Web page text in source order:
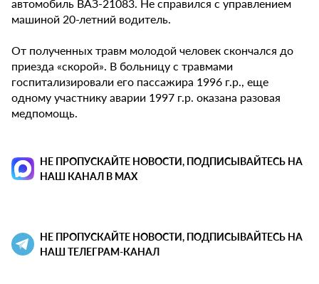
автомобиль ВАЗ-21083. Не справился с управлением
машиной 20-летний водитель.
От полученных травм молодой человек скончался до
приезда «скорой». В больницу с травмами
госпитализировали его пассажира 1996 г.р., еще
одному участнику аварии 1997 г.р. оказана разовая
медпомощь.
НЕ ПРОПУСКАЙТЕ НОВОСТИ, ПОДПИСЫВАЙТЕСЬ НА
НАШ КАНАЛ В MAX
НЕ ПРОПУСКАЙТЕ НОВОСТИ, ПОДПИСЫВАЙТЕСЬ НА
НАШ ТЕЛЕГРАМ-КАНАЛ